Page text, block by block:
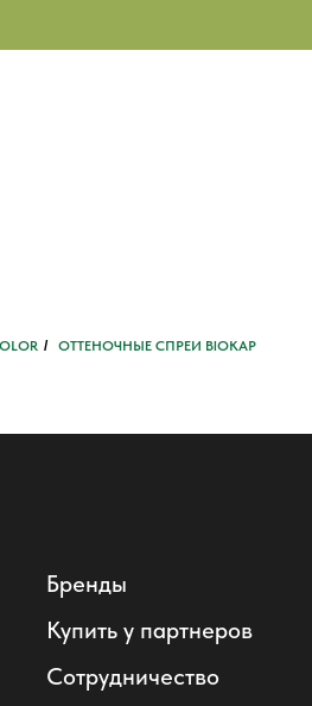
/ ОТТЕНОЧНЫЕ СПРЕИ BIOKAP
Бренды
Купить у партнеров
Сотрудничество